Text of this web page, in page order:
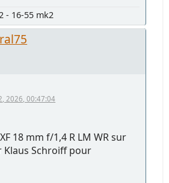
- 16-55 mk2
2026, 00:47:04
18 mm f/1,4 R LM WR sur
Klaus Schroiff pour